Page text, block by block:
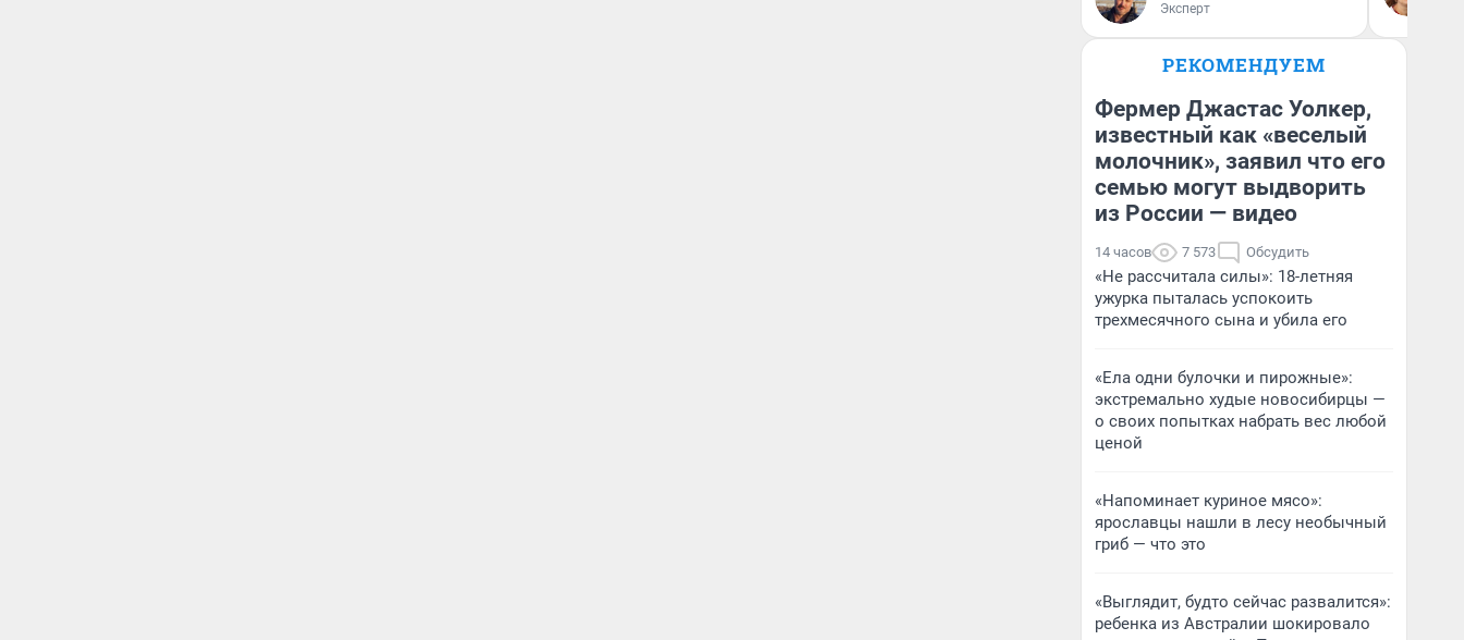
Эксперт
РЕКОМЕНДУЕМ
Фермер Джастас Уолкер,
известный как «веселый
молочник», заявил что его
семью могут выдворить
из России — видео
14 часов 7 573 Обсудить
«Не рассчитала силы»: 18-летняя
ужурка пыталась успокоить
трехмесячного сына и убила его
«Ела одни булочки и пирожные»:
экстремально худые новосибирцы —
о своих попытках набрать вес любой
ценой
«Напоминает куриное мясо»:
ярославцы нашли в лесу необычный
гриб — что это
«Выглядит, будто сейчас развалится»:
ребенка из Австралии шокировало